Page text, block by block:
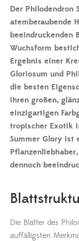
Der Philodendron
atemberaubende
beeindruckenden
Wuchsform
Ergebnis einer
Gloriosum und
die besten
ihren großen,
einzigartigen
tropischer Exotik
Summer Glory ist
dennoch
Die Blätter des
auffälligsten